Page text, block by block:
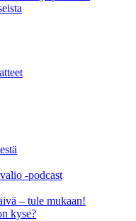
-podcast
– tule mukaan!
kyse?